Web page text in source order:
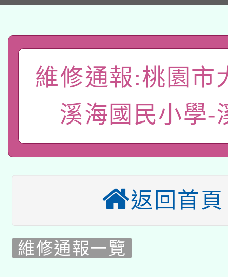
有關原住民族委員會
告之原住民族歲時祭儀
案。
兒童少年暑期犯罪預防
答一案
員健康講座「吃得安心
心」，鼓勵退休同仁踴
案。
本校115學年度第2次
甄選結果公告(無人報
適應運動共學行動站研
科技賦能─人工智慧
A3數位素養講師名單
本校115學年度第1次
第3次招考甄選結果公
本校115學年度第2次
有關原住民族委員會
維修通報:桃園市
溪海國民小學-
返回首頁
維修通報一覽